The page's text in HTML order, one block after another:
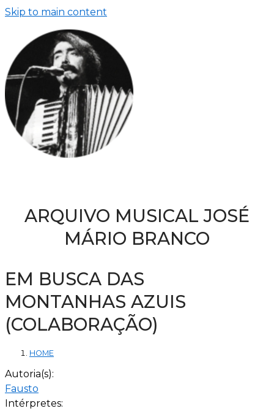
Skip to main content
ARQUIVO MUSICAL JOSÉ
MÁRIO BRANCO
EM BUSCA DAS
MONTANHAS AZUIS
(COLABORAÇÃO)
HOME
Autoria(s):
Fausto
Intérpretes: